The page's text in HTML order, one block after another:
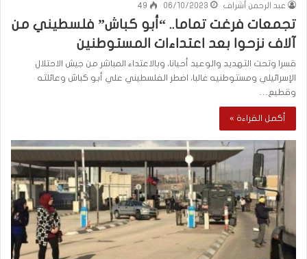
عبد الرحمن أشراف 06/10/2023
49
تجمعات فرغت تماما.. “أبو كباش” فلسطيني من
آلاف نزحوا بعد اعتداءات المستوطنين
قسرا وتحت التهديد والوعيد أحيانا، وبالاعتداء المباشر من جيش الاحتلال
الإسرائيلي ومستوطنيه غالبا، اضطر الفلسطيني علي أبو كباش وعائلته
وقطيع…
أكمل القراءة »